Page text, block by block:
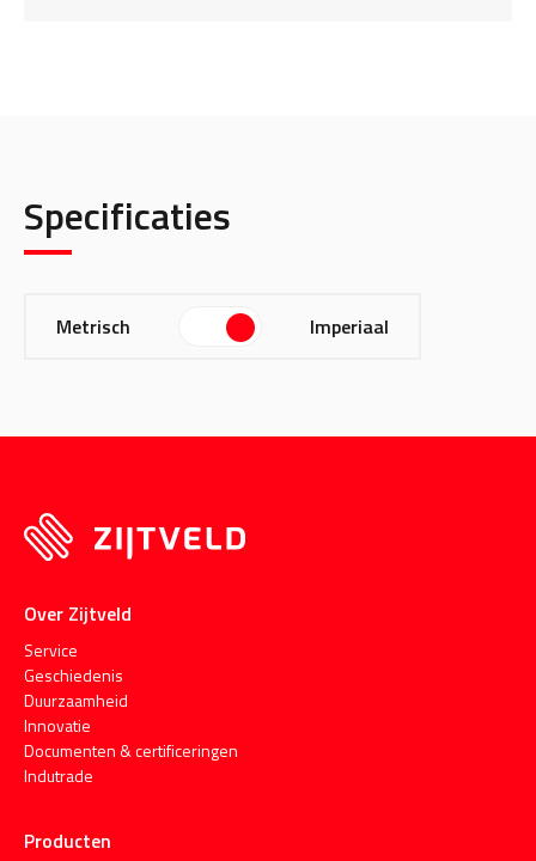
Specificaties
Metrisch Imperiaal
Over Zijtveld
Service
Geschiedenis
Duurzaamheid
Innovatie
Documenten & certificeringen
Indutrade
Producten